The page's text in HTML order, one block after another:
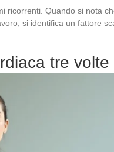
ricorrenti. Quando si nota
si identifica un fattore
tre volte